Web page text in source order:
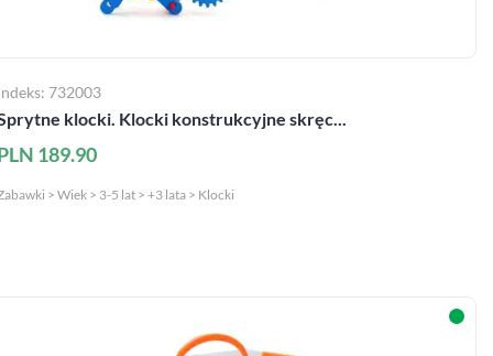
zapytaj nas
732003
klocki. Klocki konstrukcyjne skręc...
189.90
> Wiek > 3-5 lat > +3 lata > Klocki